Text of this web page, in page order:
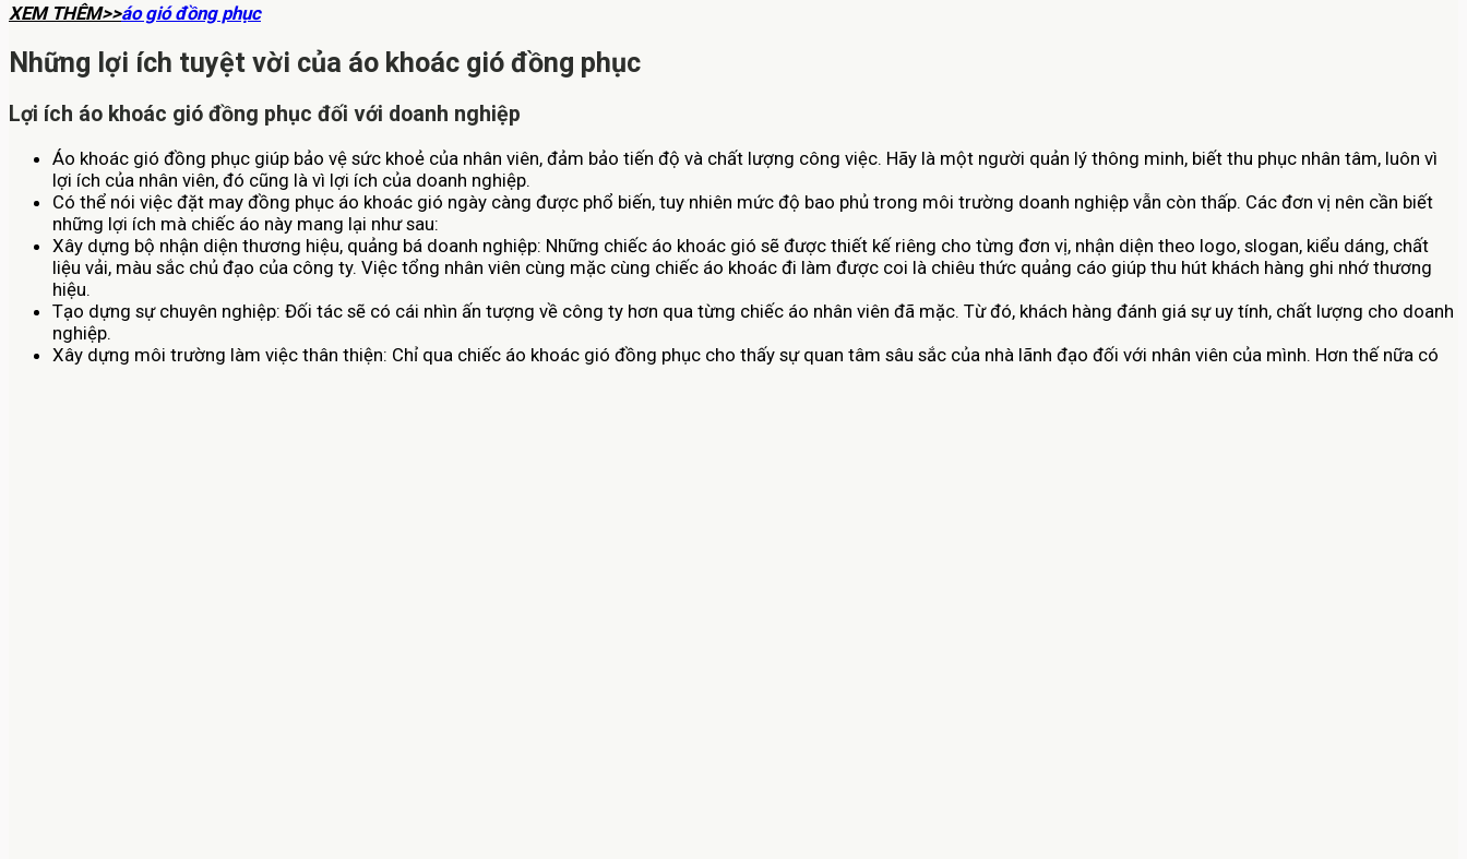
XEM THÊM>>áo gió đồng phục
Những lợi ích tuyệt vời của áo khoác gió đồng phục
Lợi ích áo khoác gió đồng phục đối với doanh nghiệp
Áo khoác gió đồng phục giúp bảo vệ sức khoẻ của nhân viên, đảm bảo tiến độ và chất lượng công việc. Hãy là một người quản lý thông minh, biết thu phục nhân tâm, luôn vì
lợi ích của nhân viên, đó cũng là vì lợi ích của doanh nghiệp.
Có thể nói việc đặt may đồng phục áo khoác gió ngày càng được phổ biến, tuy nhiên mức độ bao phủ trong môi trường doanh nghiệp vẫn còn thấp. Các đơn vị nên cần biết
những lợi ích mà chiếc áo này mang lại như sau:
Xây dựng bộ nhận diện thương hiệu, quảng bá doanh nghiệp: Những chiếc áo khoác gió sẽ được thiết kế riêng cho từng đơn vị, nhận diện theo logo, slogan, kiểu dáng, chất
liệu vải, màu sắc chủ đạo của công ty. Việc tổng nhân viên cùng mặc cùng chiếc áo khoác đi làm được coi là chiêu thức quảng cáo giúp thu hút khách hàng ghi nhớ thương
hiệu.
Tạo dựng sự chuyên nghiệp: Đối tác sẽ có cái nhìn ấn tượng về công ty hơn qua từng chiếc áo nhân viên đã mặc. Từ đó, khách hàng đánh giá sự uy tính, chất lượng cho doanh
nghiệp.
Xây dựng môi trường làm việc thân thiện: Chỉ qua chiếc áo khoác gió đồng phục cho thấy sự quan tâm sâu sắc của nhà lãnh đạo đối với nhân viên của mình. Hơn thế nữa có